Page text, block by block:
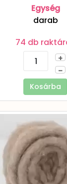
Egység
darab
74 db
+
–
Kosárba